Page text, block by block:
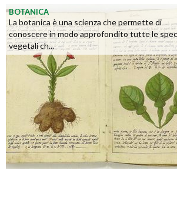
BOTANICA
La botanica è una scienza che permette di
conoscere in modo approfondito tutte le
vegetali ch...